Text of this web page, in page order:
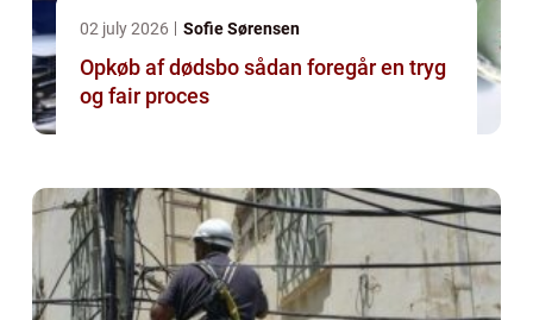
02 july 2026 Sofie Sørensen
Opkøb af dødsbo sådan foregår en tryg
og fair proces